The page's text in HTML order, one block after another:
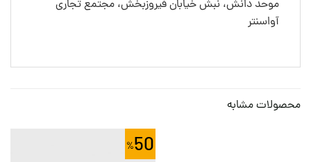
موحد دانش، نبش خیابان فیروزبخش، مجتمع تجاری
آواسنتر
محصولات مشابه
50